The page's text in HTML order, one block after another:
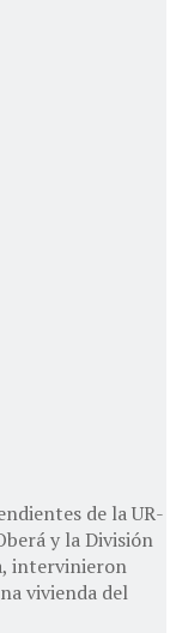
de la UR-
y la División
intervinieron
vivienda del